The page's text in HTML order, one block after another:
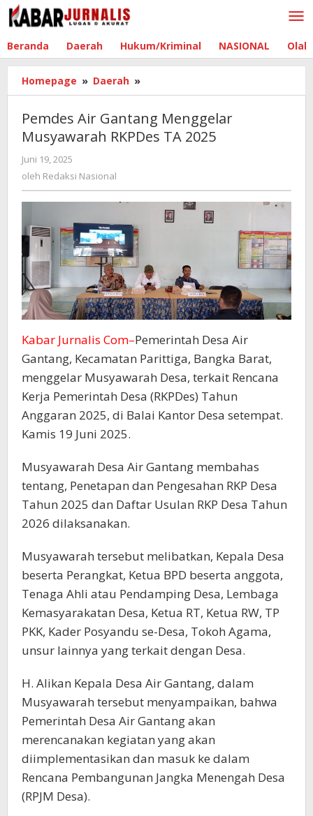
Lewati
ke
Beranda Daerah Hukum/Kriminal NASIONAL
Homepage » Daerah »
Air
Menggelar
Musyawarah
Pemdes Air Gantang Menggelar
Musyawarah RKPDes TA 2025
Juni 19, 2025
Redaksi
oleh Redaksi Nasional
Kabar Jurnalis Com–Pemerintah Desa Air
Gantang, Kecamatan Parittiga, Bangka Barat,
menggelar Musyawarah Desa, terkait Rencana
Kerja Pemerintah Desa (RKPDes) Tahun
Anggaran 2025, di Balai Kantor Desa setempat.
Kamis 19 Juni 2025.
Musyawarah Desa Air Gantang membahas
tentang, Penetapan dan Pengesahan RKP Desa
Tahun 2025 dan Daftar Usulan RKP Desa Tahun
2026 dilaksanakan.
Musyawarah tersebut melibatkan, Kepala Desa
beserta Perangkat, Ketua BPD beserta anggota,
Tenaga Ahli atau Pendamping Desa, Lembaga
Kemasyarakatan Desa, Ketua RT, Ketua RW, TP
PKK, Kader Posyandu se-Desa, Tokoh Agama,
unsur lainnya yang terkait dengan Desa.
H. Alikan Kepala Desa Air Gantang, dalam
Musyawarah tersebut menyampaikan, bahwa
Pemerintah Desa Air Gantang akan
merencanakan kegiatan yang akan
diimplementasikan dan masuk ke dalam
Rencana Pembangunan Jangka Menengah Desa
(RPJM Desa).